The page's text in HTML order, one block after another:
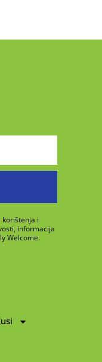
korištenja i
informacija
Welcome.